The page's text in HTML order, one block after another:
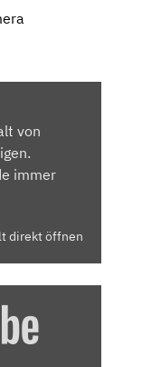
von
immer
direkt öffnen